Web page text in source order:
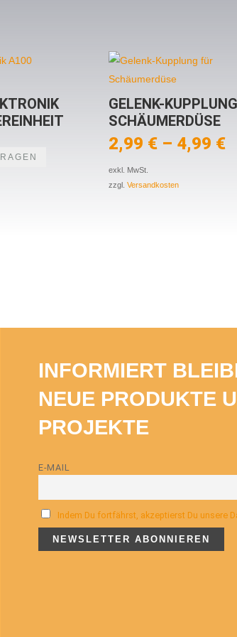
GELENK-
SCHÄUMERDÜSE
2,99 € – 4,99 €
exkl. MwSt.
zzgl.Versandkosten
INFORMIERT
NEUE PRODUKTE
PROJEKTE
E-MAIL
Indem Du fortfährst, akzeptierst Du unsere